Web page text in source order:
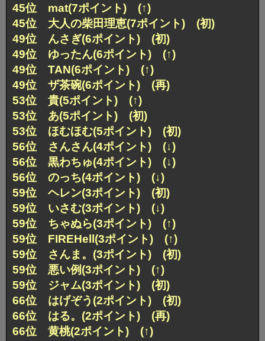
45位 mat(7ポイント) (↑)
45位 大人の柴田理恵(7ポイント) (初)
49位 んさぎ(6ポイント) (初)
49位 ゆったん(6ポイント) (↑)
49位 TAN(6ポイント) (↑)
49位 ザ茶碗(6ポイント) (再)
53位 貴(5ポイント) (↑)
53位 あ(5ポイント) (初)
53位 ほむほむ(5ポイント) (初)
56位 さんさん(4ポイント) (↓)
56位 黒わちゅ(4ポイント) (↓)
56位 のっち(4ポイント) (↓)
59位 ヘレン(3ポイント) (初)
59位 いさむ(3ポイント) (↓)
59位 ちゃぬら(3ポイント) (↑)
59位 FIREHell(3ポイント) (↑)
59位 さんま。(3ポイント) (初)
59位 悪い例(3ポイント) (↑)
59位 ジャム(3ポイント) (初)
66位 はげぞう(2ポイント) (初)
66位 はる。(2ポイント) (再)
66位 黄桃(2ポイント) (↑)